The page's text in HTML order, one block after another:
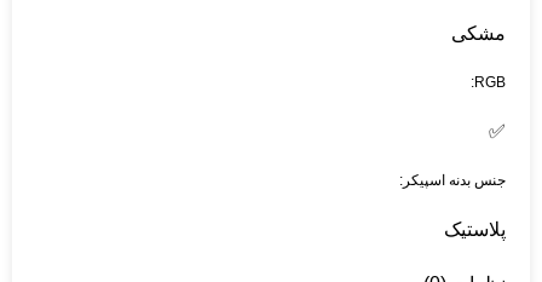
مشکی
RGB:
✅
جنس بدنه اسپیکر:
پلاستیک